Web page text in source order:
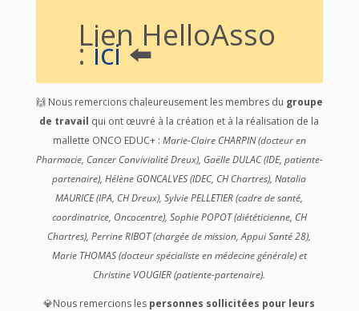
Lien HelloAsso
:ici ⬅️
🙌 Nous remercions chaleureusement les membres du groupe
de travail qui ont œuvré à la création et à la réalisation de la
mallette ONCO EDUC+ : Marie-Claire CHARPIN (docteur en
Pharmacie, Cancer Convivialité Dreux), Gaëlle DULAC (IDE, patiente-
partenaire), Hélène GONCALVES (IDEC, CH Chartres), Natalia
MAURICE (IPA, CH Dreux), Sylvie PELLETIER (cadre de santé,
coordinatrice, Oncocentre), Sophie POPOT (diététicienne, CH
Chartres), Perrine RIBOT (chargée de mission, Appui Santé 28),
Marie THOMAS (docteur spécialiste en médecine générale) et
Christine VOUGIER (patiente-partenaire).
💎Nous remercions les personnes sollicitées pour leurs